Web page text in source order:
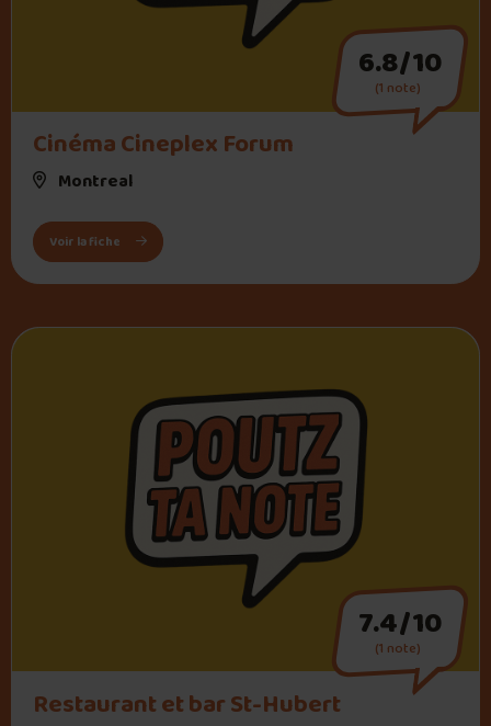
Cinéma Cineplex Forum
Montreal
6.8/10
(1 note)
Voir la fiche : Cinéma Cineplex Forum
Restaurant et bar St-Hubert
7.4/10
(1 note)